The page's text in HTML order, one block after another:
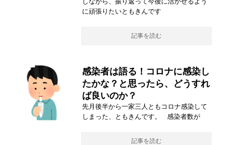
に頑張りたいともきんです
記事を読む
感染者は語る！コロナに感染し
たかな？と思ったら、どうすれ
ば良いのか？
先月後半から一家三人ともコロナ感染して
しまった、ともきんです。 感染者数が
記事を読む